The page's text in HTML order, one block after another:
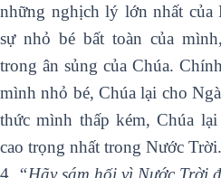
những nghịch lý lớn nhất của
sự nhỏ bé bất toàn của
trong ân sủng của Chúa.
mình nhỏ bé, Chúa lại cho
thức mình thấp kém, Chúa
cao trọng nhất trong Nước Trời.
4. “Hãy sám hối vì Nước Trời